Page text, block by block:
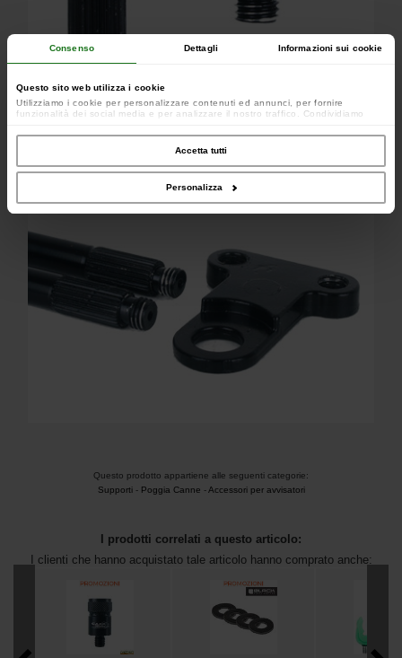
Consenso Dettagli Informazioni sui cookie
Questo sito web utilizza i cookie
Utilizziamo i cookie per personalizzare contenuti ed annunci, per fornire
funzionalità dei social media e per analizzare il nostro traffico. Condividiamo
occupano di analisi dei dati web, pubblicità e social media, i quali potrebbero
combinarle con altre informazioni che hai fornito loro o che hanno raccolto dal
Accetta tutti
Personalizza
Questo prodotto appartiene alle seguenti categorie:
Supporti- Poggia Canne -Accessori per avvisatori
I prodotti correlati a questo articolo:
I clienti che hanno acquistato tale articolo hanno comprato anche: